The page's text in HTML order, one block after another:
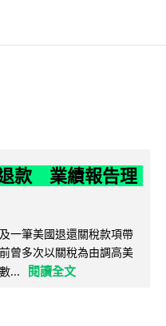
款 業績報告理
一筆美國退還關稅款項帶
曾多次以關稅為由調高美
...
閱讀全文